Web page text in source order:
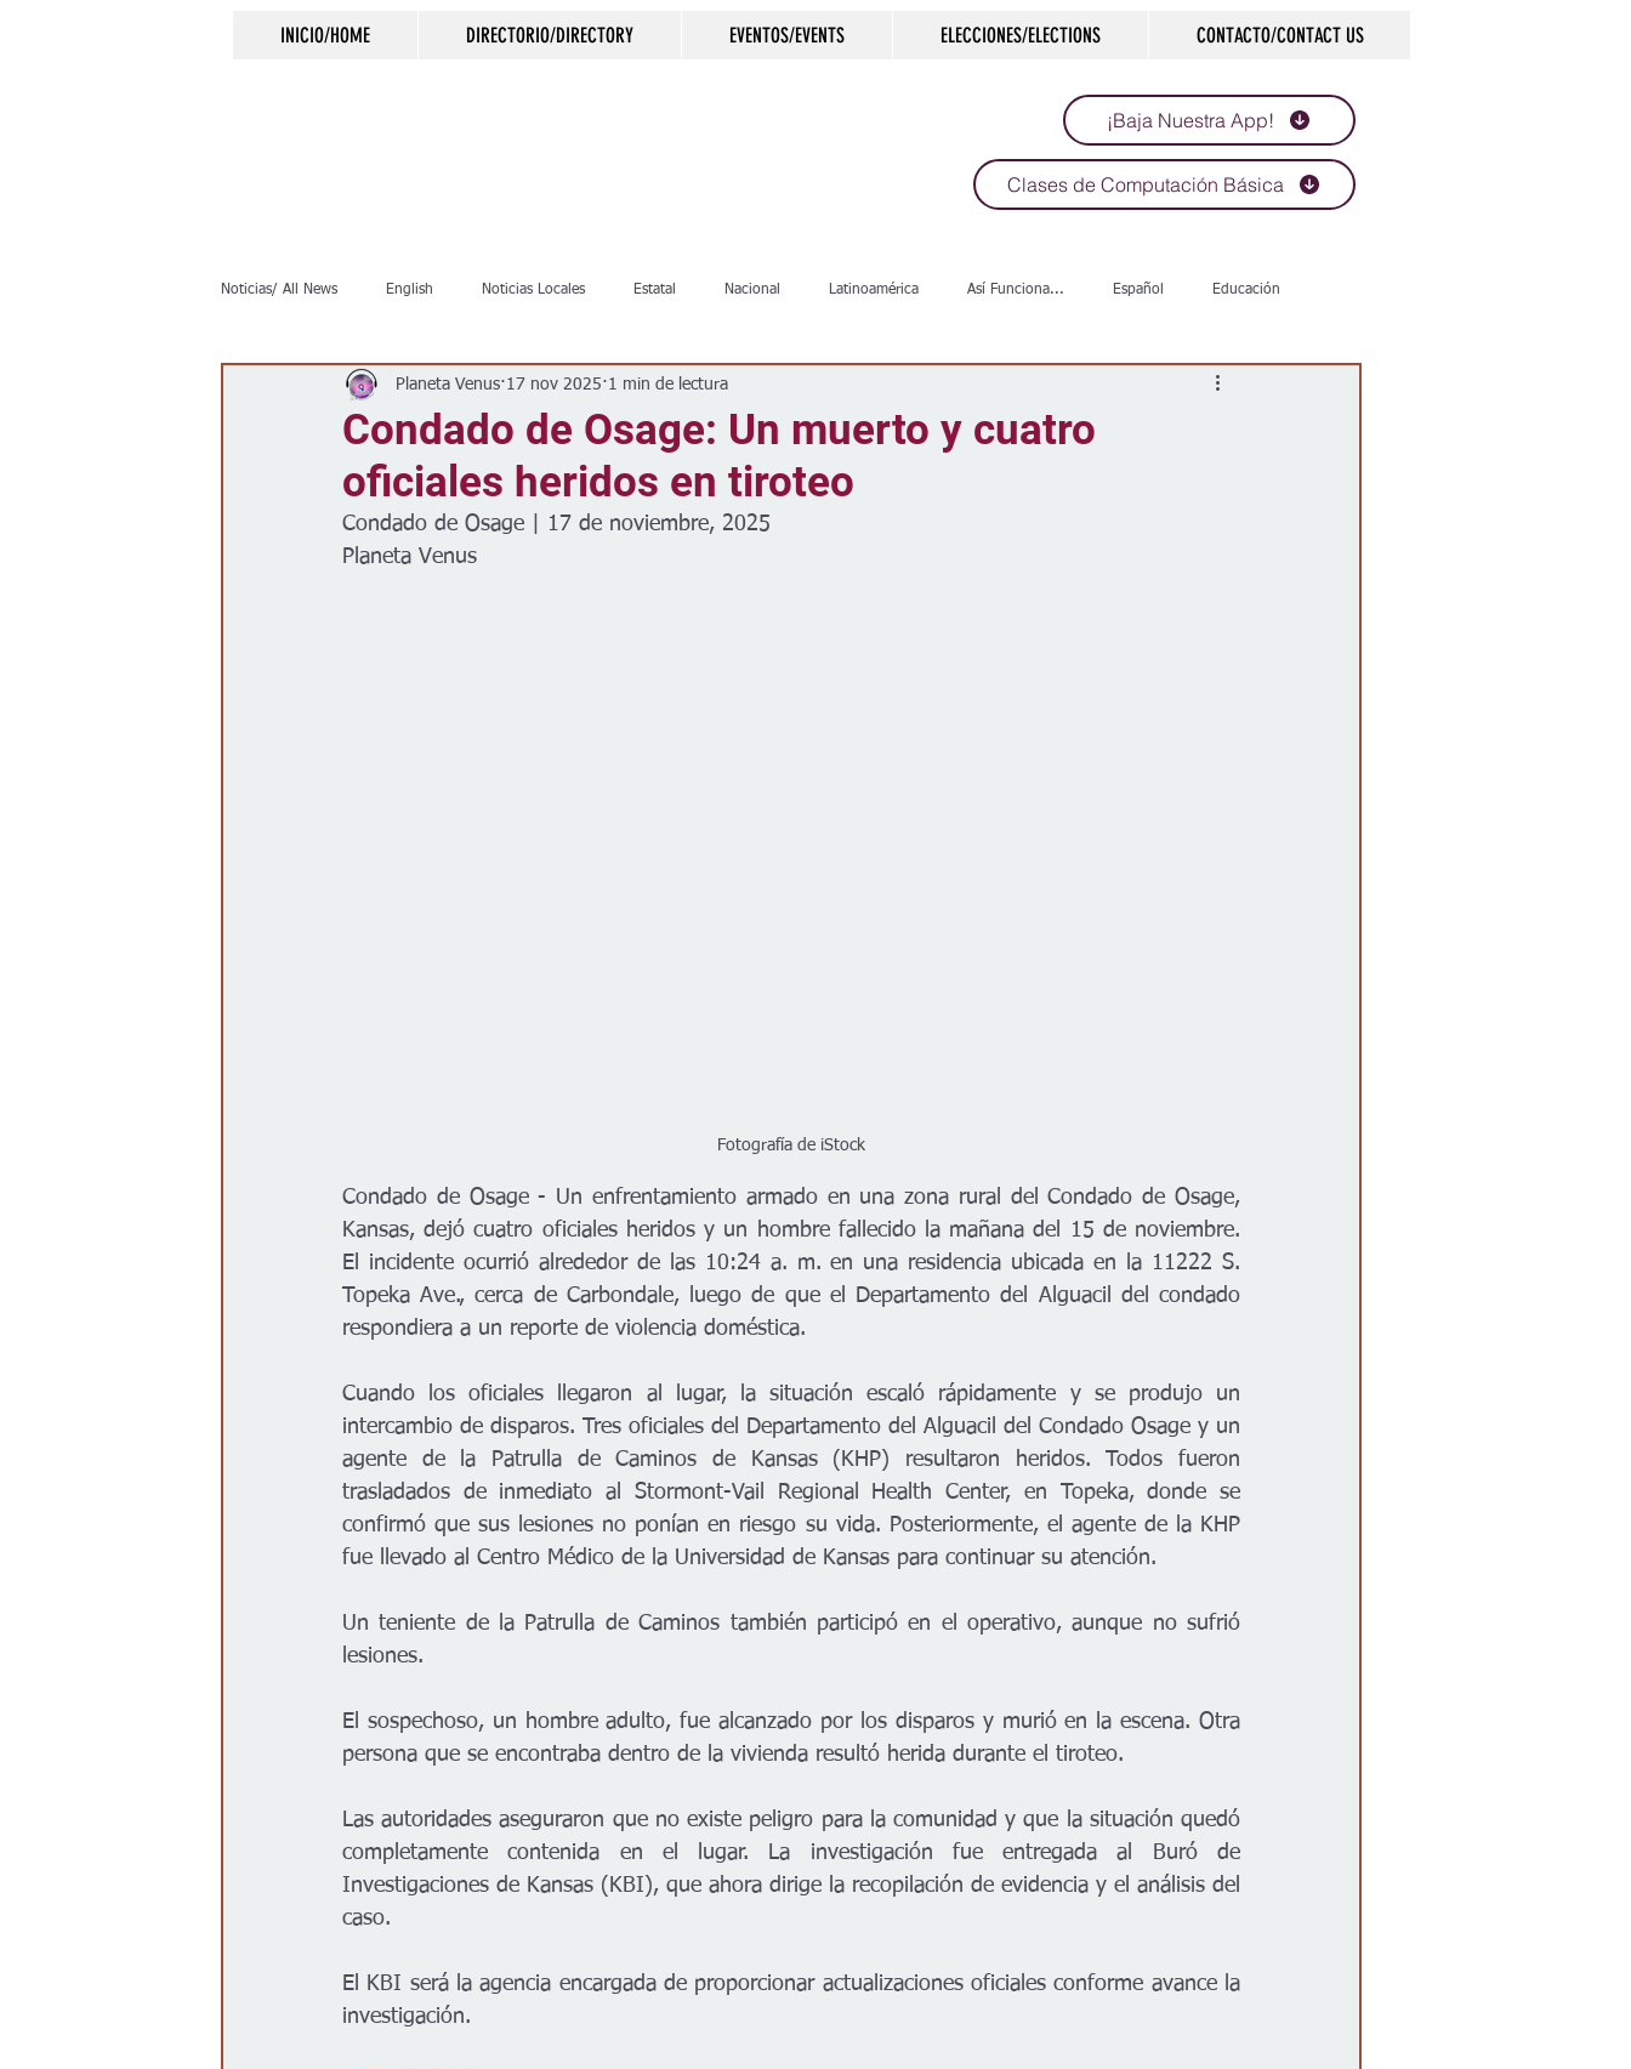
INICIO/HOME DIRECTORIO/DIRECTORY EVENTOS/EVENTS ELECCIONES/ELECTIONS CONTACTO/CONTACT US
¡Baja Nuestra App!
Clases de Computación Básica
Noticias/ All News English Noticias Locales Estatal Nacional Latinoamérica Así Funciona... Español Educación
Inmigración Crimen Negocios Salud Arte & Cultura
Clima Vivienda Escuelas Calles Desamparados
Condado de Osage: Un muerto y cuatro
oficiales heridos en tiroteo
Planeta Venus 17 nov 2025 1 min de lectura
Condado de Osage | 17 de noviembre, 2025
Planeta Venus
Fotografía de iStock
Condado de Osage - Un enfrentamiento armado en una zona rural del Condado de Osage,
Kansas, dejó cuatro oficiales heridos y un hombre fallecido la mañana del 15 de noviembre.
El incidente ocurrió alrededor de las 10:24 a. m. en una residencia ubicada en la 11222 S.
Topeka Ave., cerca de Carbondale, luego de que el Departamento del Alguacil del condado
respondiera a un reporte de violencia doméstica.
Cuando los oficiales llegaron al lugar, la situación escaló rápidamente y se produjo un
intercambio de disparos. Tres oficiales del Departamento del Alguacil del Condado Osage y un
agente de la Patrulla de Caminos de Kansas (KHP) resultaron heridos. Todos fueron
trasladados de inmediato al Stormont-Vail Regional Health Center, en Topeka, donde se
confirmó que sus lesiones no ponían en riesgo su vida. Posteriormente, el agente de la KHP
fue llevado al Centro Médico de la Universidad de Kansas para continuar su atención.
Un teniente de la Patrulla de Caminos también participó en el operativo, aunque no sufrió
lesiones.
El sospechoso, un hombre adulto, fue alcanzado por los disparos y murió en la escena. Otra
persona que se encontraba dentro de la vivienda resultó herida durante el tiroteo.
Las autoridades aseguraron que no existe peligro para la comunidad y que la situación quedó
completamente contenida en el lugar. La investigación fue entregada al Buró de
Investigaciones de Kansas (KBI), que ahora dirige la recopilación de evidencia y el análisis del
caso.
El KBI será la agencia encargada de proporcionar actualizaciones oficiales conforme avance la
investigación.